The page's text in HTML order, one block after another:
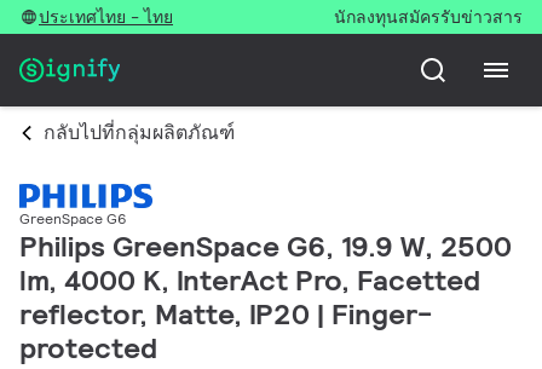
ประเทศไทย - ไทย นักลงทุนสมัครรับข่าวสาร
กลับไปที่กลุ่มผลิตภัณฑ์
GreenSpace G6
Philips GreenSpace G6, 19.9 W, 2500
lm, 4000 K, InterAct Pro, Facetted
reflector, Matte, IP20 | Finger-
protected